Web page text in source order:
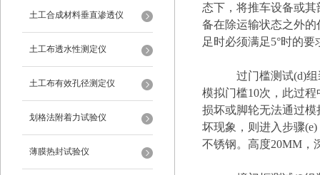
土工合成材料垂直渗透仪
土工布透水性测定仪
土工布有效孔径测定仪
划格法附着力试验仪
薄膜热封试验仪
态下，将推车设备或
备在除运输状态之外
足时必须满足5°时的要
过门槛测试(d)
模拟门槛10次，此过程
损坏或脚轮无法通过
坏现象，则进入步骤(e)
不锈钢。 高度20MM，